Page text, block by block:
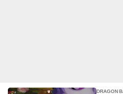
DRAGON